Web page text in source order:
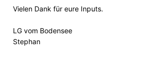
Vielen Dank für eure Inputs.
LG vom Bodensee
Stephan